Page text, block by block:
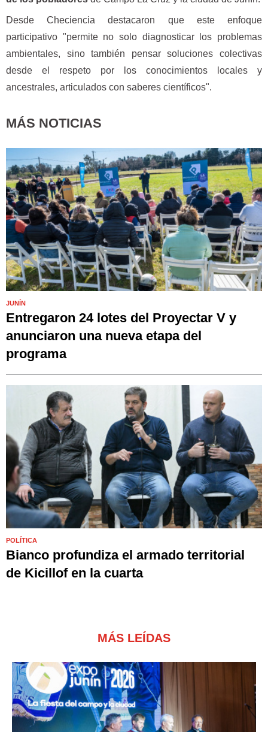
Desde Checiencia destacaron que este enfoque
participativo "permite no solo diagnosticar los problemas
ambientales, sino también pensar soluciones colectivas
desde el respeto por los conocimientos locales y
ancestrales, articulados con saberes científicos".
MÁS NOTICIAS
JUNÍN
Entregaron 24 lotes del Proyectar V y
anunciaron una nueva etapa del
programa
POLÍTICA
Bianco profundiza el armado territorial
de Kicillof en la cuarta
MÁS LEÍDAS